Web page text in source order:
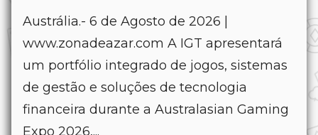
Austrália.- 6 de Agosto de 2026 |
www.zonadeazar.com A IGT apresentará
um portfólio integrado de jogos, sistemas
de gestão e soluções de tecnologia
financeira durante a Australasian Gaming
Expo 2026,...